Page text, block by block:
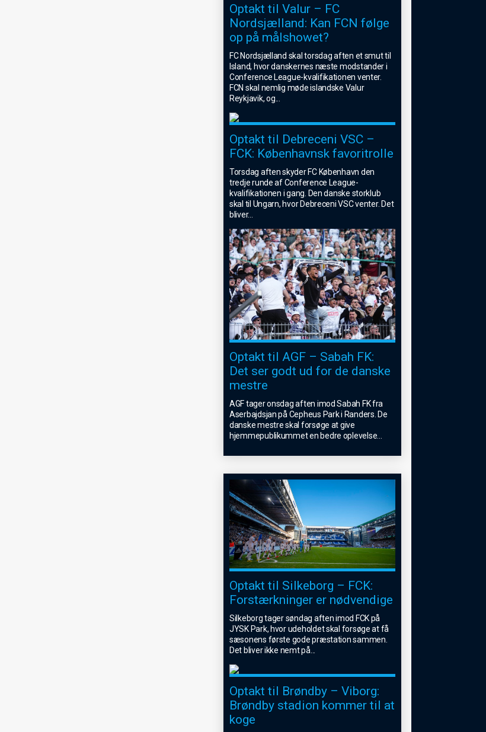
Optakt til Valur – FC
Nordsjælland: Kan FCN følge
op på målshowet?
FC Nordsjælland skal torsdag aften et smut til
Island, hvor danskernes næste modstander i
Conference League-kvalifikationen venter.
FCN skal nemlig møde islandske Valur
Reykjavik, og...
Optakt til Debreceni VSC –
FCK: Københavnsk favoritrolle
Torsdag aften skyder FC København den
tredje runde af Conference League-
kvalifikationen i gang. Den danske storklub
skal til Ungarn, hvor Debreceni VSC venter. Det
bliver...
Optakt til AGF – Sabah FK:
Det ser godt ud for de danske
mestre
AGF tager onsdag aften imod Sabah FK fra
Aserbajdsjan på Cepheus Park i Randers. De
danske mestre skal forsøge at give
hjemmepublikummet en bedre oplevelse
Optakt til Silkeborg – FCK:
Forstærkninger er nødvendige
Silkeborg tager søndag aften imod FCK på
JYSK Park, hvor udeholdet skal forsøge at få
sæsonens første gode præstation sammen.
Det bliver ikke nemt på
Optakt til Brøndby – Viborg:
Brøndby stadion kommer til at
koge